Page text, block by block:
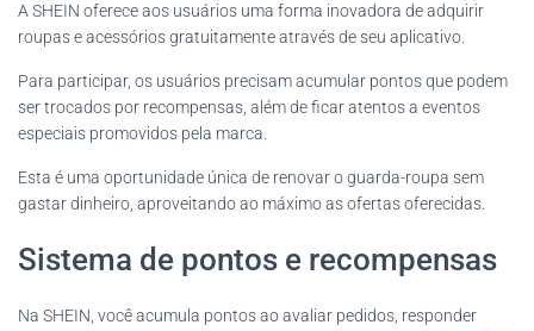
A SHEIN oferece aos usuários uma forma inovadora de adquirir
roupas e acessórios gratuitamente através de seu aplicativo.
Para participar, os usuários precisam acumular pontos que podem
ser trocados por recompensas, além de ficar atentos a eventos
especiais promovidos pela marca.
Esta é uma oportunidade única de renovar o guarda-roupa sem
gastar dinheiro, aproveitando ao máximo as ofertas oferecidas.
Sistema de pontos e recompensas
Na SHEIN, você acumula pontos ao avaliar pedidos, responder